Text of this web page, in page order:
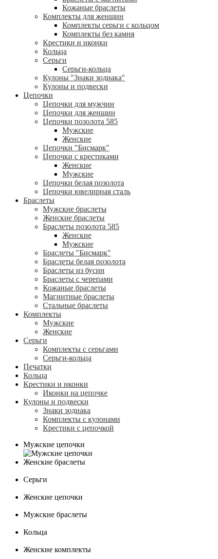
Кожаные браслеты
Комплекты для женщин
Комплекты серьги с кольцом
Комплекты без камня
Крестики и иконки
Кольца
Серьги
Серьги-кольца
Кулоны "Знаки зодиака"
Кулоны и подвески
Цепочки
Цепочки для мужчин
Цепочки для женщин
Цепочки позолота 585
Мужские
Женские
Цепочки "Бисмарк"
Цепочки с крестиками
Женские
Мужские
Цепочки белая позолота
Цепочки ювелирная сталь
Браслеты
Мужские браслеты
Женские браслеты
Браслеты позолота 585
Женские
Мужские
Браслеты "Бисмарк"
Браслеты белая позолота
Браслеты из бусин
Браслеты с черепами
Кожаные браслеты
Магнитные браслеты
Стальные браслеты
Комплекты
Мужские
Женские
Серьги
Комплекты с серьгами
Серьги-кольца
Печатки
Кольца
Крестики и иконки
Иконки на цепочке
Кулоны и подвески
Знаки зодиака
Комплекты с кулонами
Крестики с цепочкой
Мужские цепочки
Женские браслеты
Серьги
Женские цепочки
Мужские браслеты
Кольца
Женские комплекты